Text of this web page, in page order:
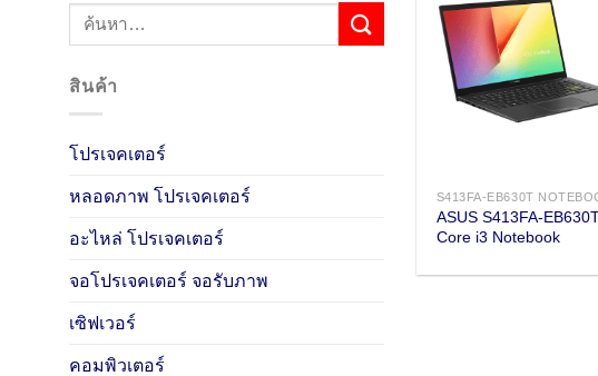
สินค้า
โปรเจคเตอร์
หลอดภาพ โปรเจคเตอร์
อะไหล่ โปรเจคเตอร์
จอโปรเจคเตอร์ จอรับภาพ
เซิฟเวอร์
คอมพิวเตอร์
S413FA-EB630T
ASUS S413FA-
Core i3 Notebook